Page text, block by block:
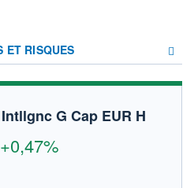
ET RISQUES
FORUM
G Cap EUR H
+0,47%